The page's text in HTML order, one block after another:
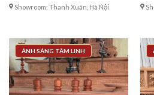
Showroom: Thanh Xuân, Hà Nội
ÁNH SÁNG TÂM LINH